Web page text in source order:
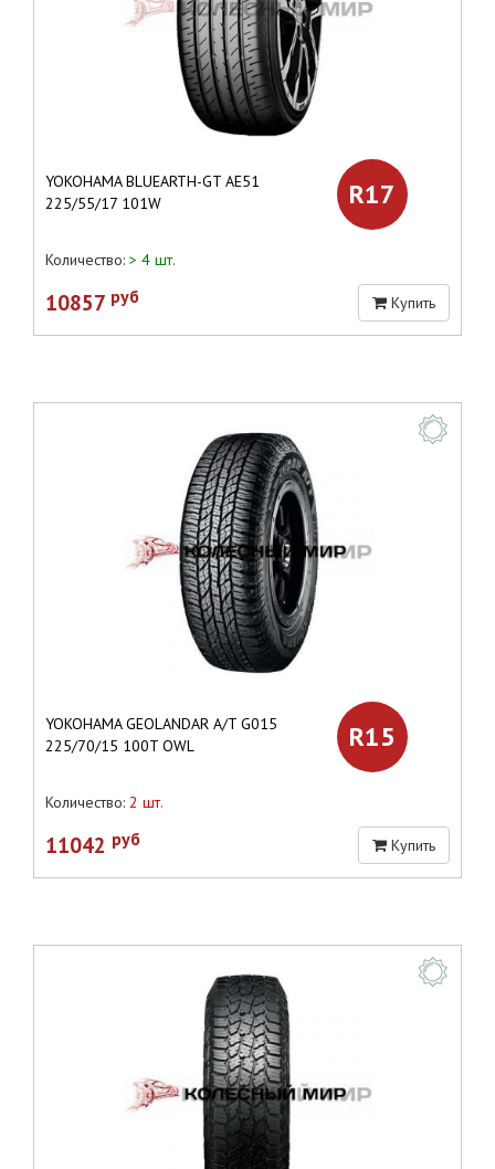
YOKOHAMA BLUEARTH-GT AE51
225/55/17 101W
R17
Количество: > 4 шт.
10857 руб Купить
YOKOHAMA GEOLANDAR A/T G015
225/70/15 100T OWL
R15
Количество: 2 шт.
11042 руб Купить